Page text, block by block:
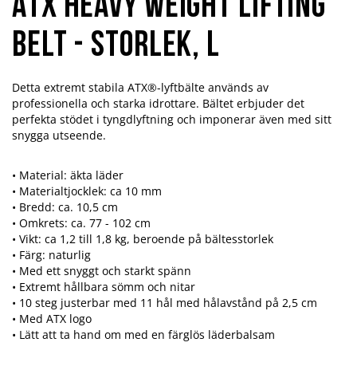
ATX Heavy Weight Lifting
Belt - Storlek, L
Detta extremt stabila ATX®-lyftbälte används av
professionella och starka idrottare. Bältet erbjuder det
perfekta stödet i tyngdlyftning och imponerar även med sitt
snygga utseende.
• Material: äkta läder
• Materialtjocklek: ca 10 mm
• Bredd: ca. 10,5 cm
• Omkrets: ca. 77 - 102 cm
• Vikt: ca 1,2 till 1,8 kg, beroende på bältesstorlek
• Färg: naturlig
• Med ett snyggt och starkt spänn
• Extremt hållbara sömm och nitar
• 10 steg justerbar med 11 hål med hålavstånd på 2,5 cm
• Med ATX logo
• Lätt att ta hand om med en färglös läderbalsam